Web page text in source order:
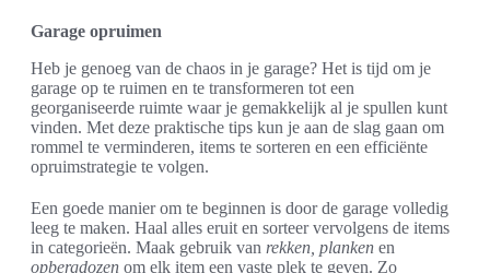
Garage opruimen
Heb je genoeg van de chaos in je garage? Het is tijd om je
garage op te ruimen en te transformeren tot een
georganiseerde ruimte waar je gemakkelijk al je spullen kunt
vinden. Met deze praktische tips kun je aan de slag gaan om
rommel te verminderen, items te sorteren en een efficiënte
opruimstrategie te volgen.
Een goede manier om te beginnen is door de garage volledig
leeg te maken. Haal alles eruit en sorteer vervolgens de items
in categorieën. Maak gebruik van rekken, planken en
opbergdozen om elk item een vaste plek te geven. Zo